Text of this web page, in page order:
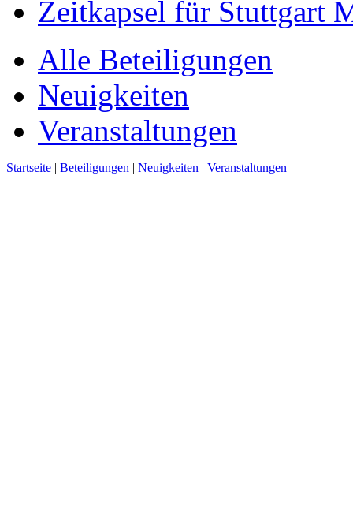
Zeitkapsel für Stuttgart
Alle Beteiligungen
Neuigkeiten
Veranstaltungen
Startseite | Beteiligungen | Neuigkeiten | Veranstaltungen